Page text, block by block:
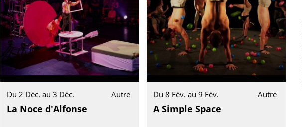
Du 2 Déc. au 3 Déc. Autre
La Noce d'Alfonse
Du 8 Fév. au 9 Fév. Autre
A Simple Space